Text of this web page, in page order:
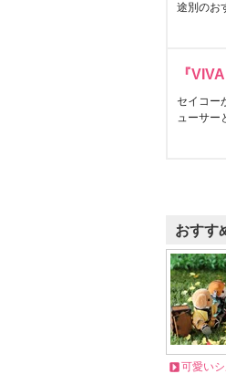
途別のお
『
セイコー
ューサー
おすす
可愛い